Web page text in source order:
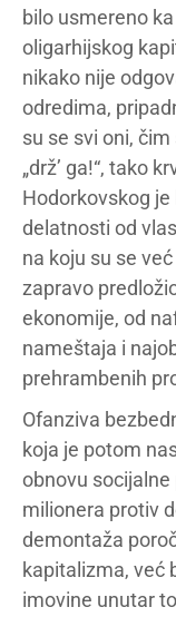
bilo usmereno
oligarhijskog
nikako nije
odredima,
su se svi oni,
„drž’ ga!“, tako
Hodorkovskog
delatnosti od
na koju su se
zapravo
ekonomije, od
nameštaja i
prehrambenih
Ofanziva
koja je potom
obnovu
milionera protiv
demontaža
kapitalizma, već
imovine unutar